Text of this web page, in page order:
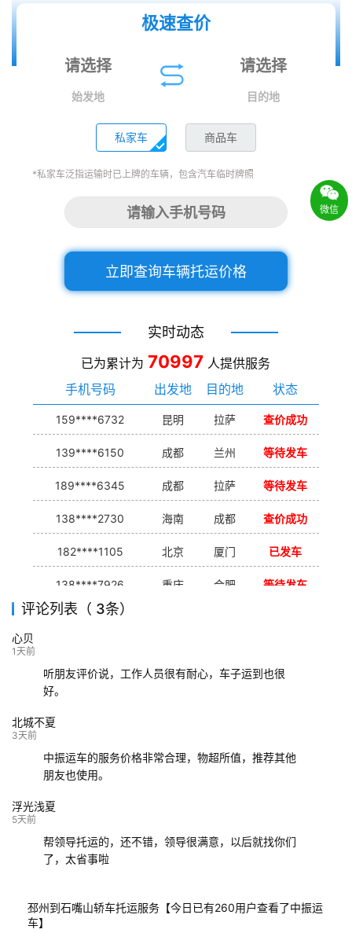
极速查价
始发地 目的地
私家车 商品车
*私家车泛指运输时已上牌的车辆，包含汽车临时牌照
立即查询车辆托运价格
实时动态
已为累计为 70997 人提供服务
手机号码
出发地 目的地 状态
159****6732 昆明 拉萨 查价成功
139****6150 成都 兰州 等待发车
189****6345 成都 拉萨 等待发车
138****2730 海南 成都 查价成功
182****1105 北京 厦门 已发车
138****7926 重庆 合肥 等待发车
139****9233
评论列表（ 3条）
心贝
1天前
听朋友评价说，工作人员很有耐心，车子运到也很
好。
北城不夏
3天前
中振运车的服务价格非常合理，物超所值，推荐其他
朋友也使用。
浮光浅夏
5天前
帮领导托运的，还不错，领导很满意，以后就找你们
了，太省事啦
邳州到石嘴山轿车托运服务【今日已有260用户查看了中振运
车】
微信